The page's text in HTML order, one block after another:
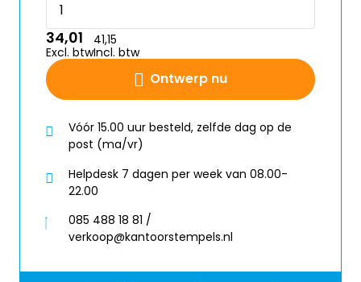
Ontwerp nu
34,01
Excl. btw
41,15
Incl. btw
Vóór 15.00 uur besteld, zelfde dag op de
post (ma/vr)
Helpdesk 7 dagen per week van 08.00-
22.00
085 488 18 81 /
verkoop@kantoorstempels.nl